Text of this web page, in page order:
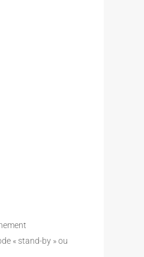
« stand-by » ou